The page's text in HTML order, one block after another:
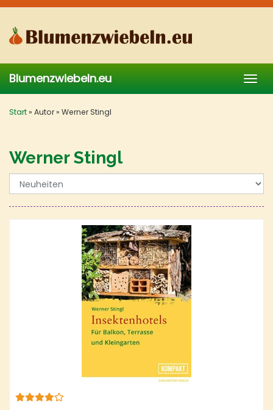
Skip
main
content
Blumenzwiebeln.eu
Start» Autor» Werner Stingl
Werner Stingl